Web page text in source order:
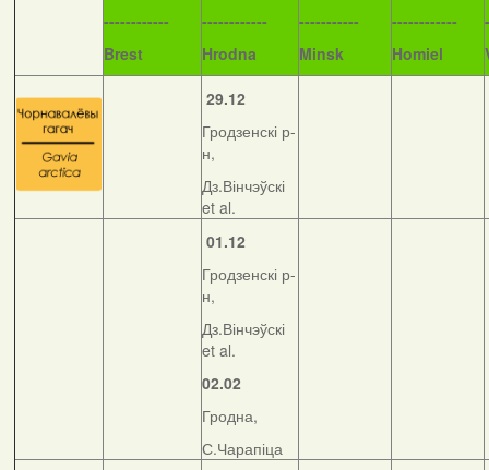
------------
Brest
------------
Hrodna
-----------
Minsk
------------
Homiel
29.12
Гродзенскі р-
н,
Дз.Вінчэўскі
et al.
01.12
Гродзенскі р-
н,
Дз.Вінчэўскі
et al.
02.02
Гродна,
С.Чарапіца